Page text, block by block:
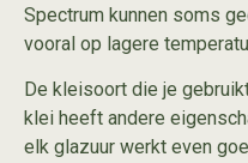
Spectrum kunnen soms
vooral op lagere
De kleisoort die je
klei heeft andere
elk glazuur werkt even